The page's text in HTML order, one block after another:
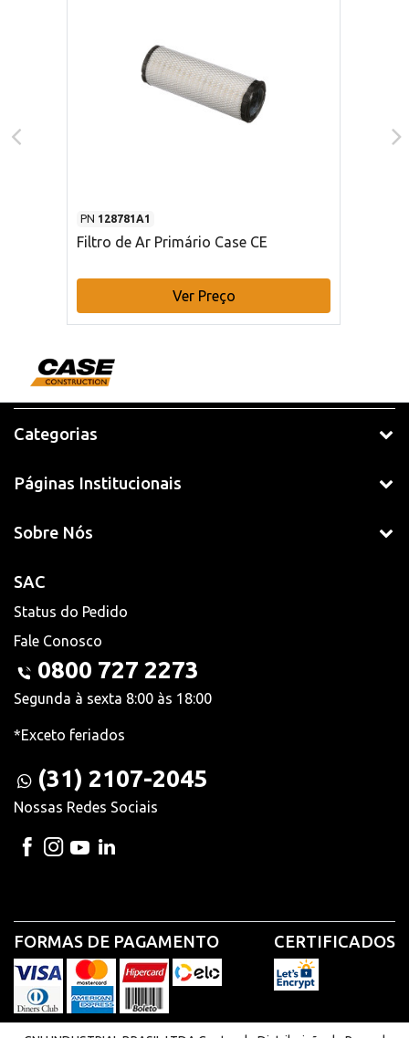
PN 128781A1
Filtro de Ar Primário Case CE
Ver Preço
Categorias
Páginas Institucionais
Sobre Nós
SAC
Status do Pedido
Fale Conosco
0800 727 2273
Segunda à sexta 8:00 às 18:00
*Exceto feriados
(31) 2107-2045
Nossas Redes Sociais
FORMAS DE PAGAMENTO CERTIFICADOS